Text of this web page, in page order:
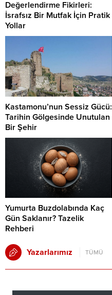
Değerlendirme Fikirleri:
İsrafsız Bir Mutfak İçin Pratik
Yollar
Kastamonu’nun Sessiz Gücü:
Tarihin Gölgesinde Unutulan
Bir Şehir
Yumurta Buzdolabında Kaç
Gün Saklanır? Tazelik
Rehberi
Yazarlarımız TÜMÜ